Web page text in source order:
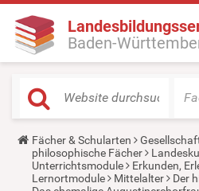
Baden-
Y
o
u
a
Fächer & Schularten
philosophische Fächer
Unterrichtsmodule
Erkunden,
Lernortmodule
Mittelalter
Der